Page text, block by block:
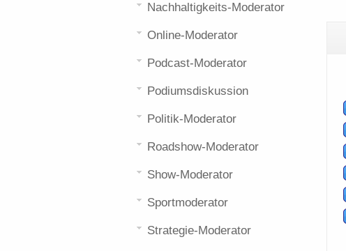
Nachhaltigkeits-Moderator
Online-Moderator
Podcast-Moderator
Podiumsdiskussion
Politik-Moderator
Roadshow-Moderator
Show-Moderator
Sportmoderator
Strategie-Moderator